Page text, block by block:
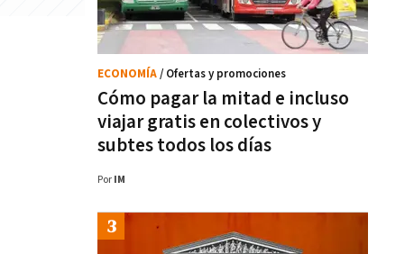
Cómo pagar la mitad e incluso
viajar gratis en colectivos y
subtes todos los días
ECONOMÍA/ Ofertas y promociones
Por IM